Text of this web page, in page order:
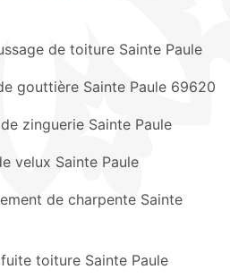
de toiture Sainte Paule
gouttière Sainte Paule 69620
zinguerie Sainte Paule
velux Sainte Paule
de charpente Sainte
toiture Sainte Paule